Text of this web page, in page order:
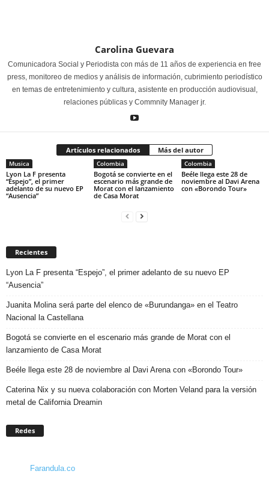
Carolina Guevara
Comunicadora Social y Periodista con más de 11 años de experiencia en free
press, monitoreo de medios y análisis de información, cubrimiento periodístico
en temas de entretenimiento y cultura, asistente en producción audiovisual,
relaciones públicas y Commnity Manager jr.
Artículos relacionados Más del autor
Musica
Lyon La F presenta
“Espejo”, el primer
adelanto de su nuevo EP
“Ausencia”
Colombia
Bogotá se convierte en el
escenario más grande de
Morat con el lanzamiento
de Casa Morat
Colombia
Beéle llega este 28 de
noviembre al Davi Arena
con «Borondo Tour»
Recientes
Lyon La F presenta “Espejo”, el primer adelanto de su nuevo EP
“Ausencia”
Juanita Molina será parte del elenco de «Burundanga» en el Teatro
Nacional la Castellana
Bogotá se convierte en el escenario más grande de Morat con el
lanzamiento de Casa Morat
Beéle llega este 28 de noviembre al Davi Arena con «Borondo Tour»
Caterina Nix y su nueva colaboración con Morten Veland para la versión
metal de California Dreamin
Redes
Farandula.co